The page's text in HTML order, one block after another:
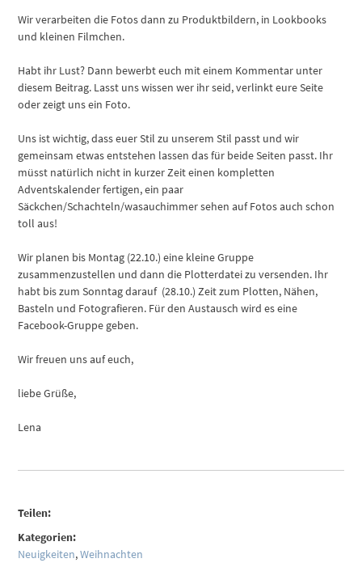
Wir verarbeiten die Fotos dann zu Produktbildern, in Lookbooks
und kleinen Filmchen.
Habt ihr Lust? Dann bewerbt euch mit einem Kommentar unter
diesem Beitrag. Lasst uns wissen wer ihr seid, verlinkt eure Seite
oder zeigt uns ein Foto.
Uns ist wichtig, dass euer Stil zu unserem Stil passt und wir
gemeinsam etwas entstehen lassen das für beide Seiten passt. Ihr
müsst natürlich nicht in kurzer Zeit einen kompletten
Adventskalender fertigen, ein paar
Säckchen/Schachteln/wasauchimmer sehen auf Fotos auch schon
toll aus!
Wir planen bis Montag (22.10.) eine kleine Gruppe
zusammenzustellen und dann die Plotterdatei zu versenden. Ihr
habt bis zum Sonntag darauf (28.10.) Zeit zum Plotten, Nähen,
Basteln und Fotografieren. Für den Austausch wird es eine
Facebook-Gruppe geben.
Wir freuen uns auf euch,
liebe Grüße,
Lena
Teilen:
Kategorien:
Neuigkeiten,Weihnachten